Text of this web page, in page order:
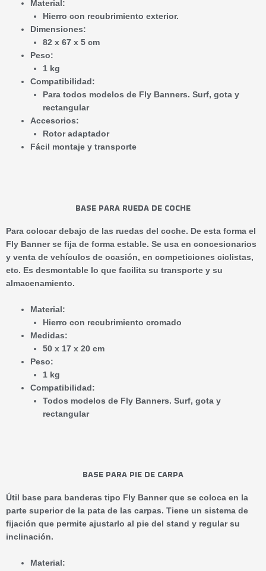
Material:
Hierro con recubrimiento exterior.
Dimensiones:
82 x 67 x 5 cm
Peso­:
1 kg
Compatibilidad:
Para todos modelos de Fly Banners. Surf, gota y
rectangular
Accesorios:
Rotor adaptador
Fácil montaje y transporte
BASE PARA RUEDA DE COCHE
Para colocar debajo de las ruedas del coche. De esta forma el
Fly Banner se fija de forma estable. Se usa en concesionarios
y venta de vehículos de ocasión, en competiciones ciclistas,
etc. Es desmontable lo que facilita su transporte y su
almacenamiento.
Material:
Hierro con recubrimiento cromado
Medidas:
50 x 17 x 20 cm
Peso:
1 kg
Compatibilidad:
Todos modelos de Fly Banners. Surf, gota y
rectangular
BASE PARA PIE DE CARPA
Útil base para banderas tipo Fly Banner que se coloca en la
parte superior de la pata de las carpas. Tiene un sistema de
fijación que permite ajustarlo al pie del stand y regular su
inclinación.
Material: